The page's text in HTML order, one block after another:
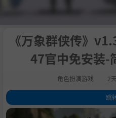
《万象群侠传》
47官中免安装-
角色扮演游戏 2
跳
1.关于此游戏